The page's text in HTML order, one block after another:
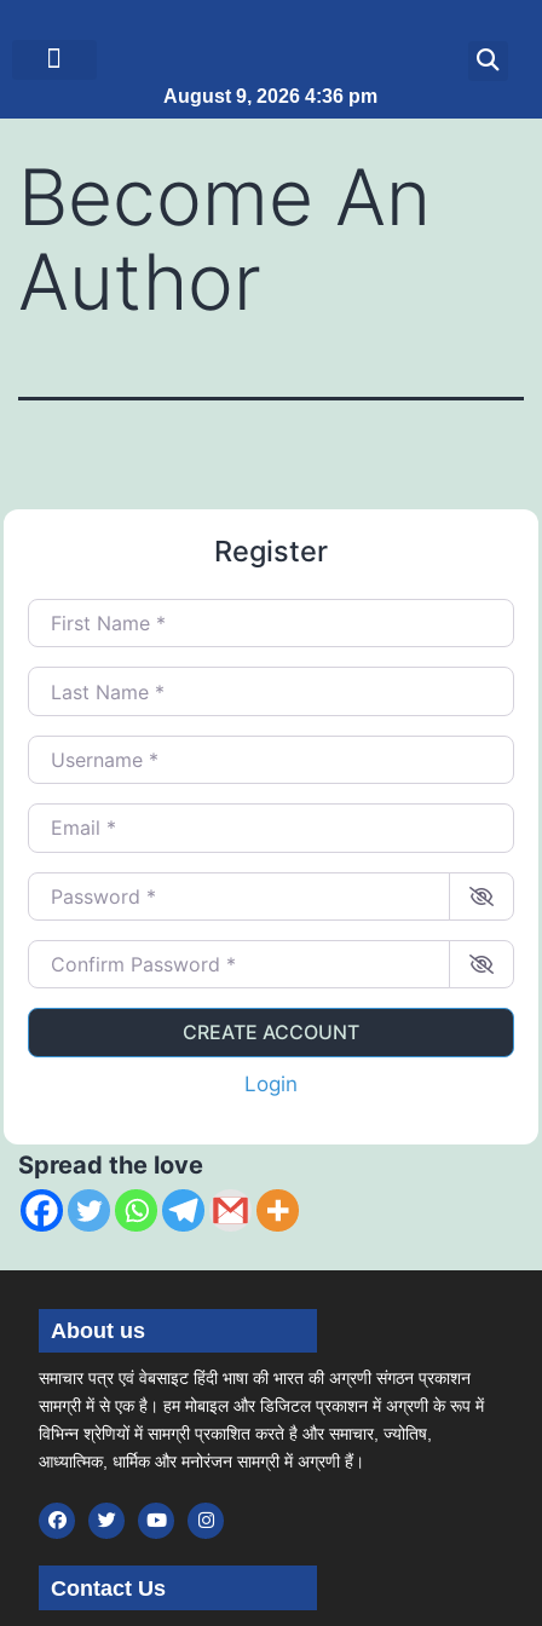
August 9, 2026 4:36 pm
Become An
Author
Register
First Name*
Last Name
Username
Email *
Password
Confirm Password
CREATE ACCOUNT
Login
Spread the love
About us
समाचार पत्र एवं वेबसाइट हिंदी भाषा की भारत की अग्रणी संगठन प्रकाशन
सामग्री में से एक है। हम मोबाइल और डिजिटल प्रकाशन में अग्रणी के रूप में
विभिन्न श्रेणियों में सामग्री प्रकाशित करते है और समाचार, ज्योतिष,
आध्यात्मिक, धार्मिक और मनोरंजन सामग्री में अग्रणी हैं।
Contact Us